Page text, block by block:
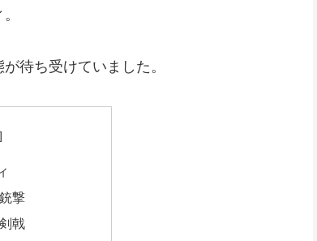
待ち受けていました。
撃
戟